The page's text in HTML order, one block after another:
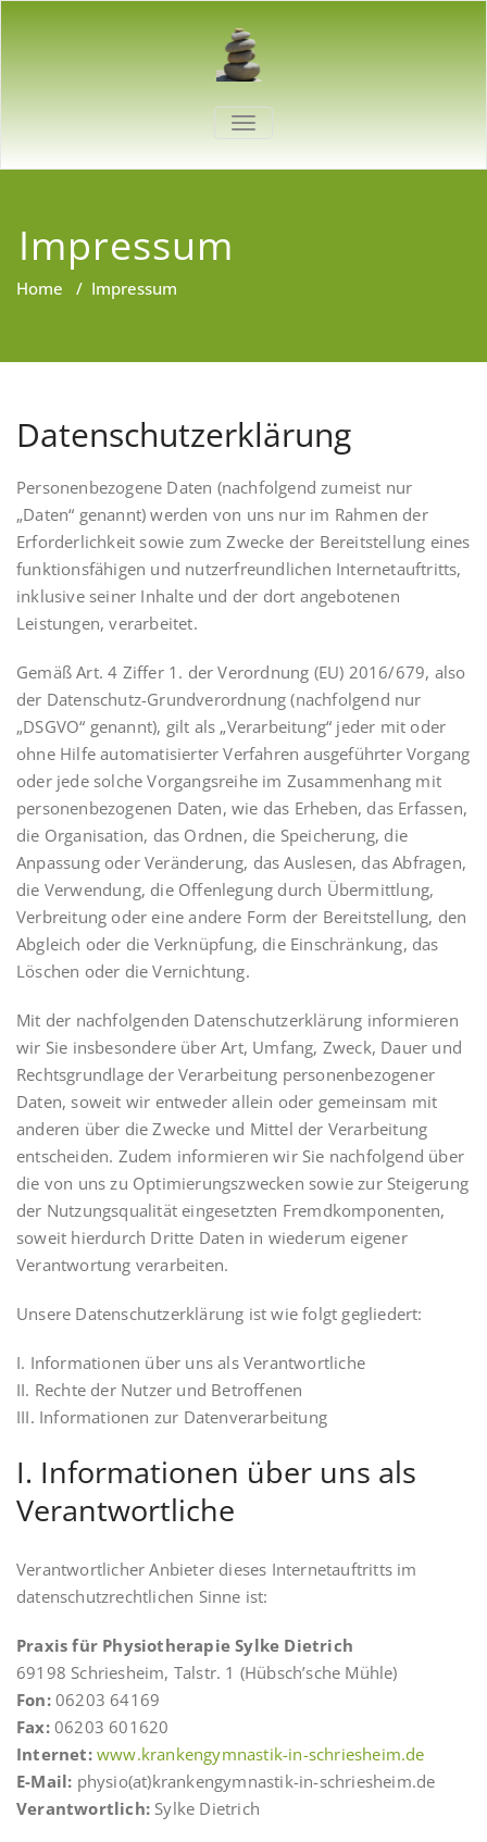
SCHALTE
Impressum
Home / Impressum
Datenschutzerklärung
Personenbezogene Daten (nachfolgend zumeist nur
„Daten“ genannt) werden von uns nur im Rahmen der
Erforderlichkeit sowie zum Zwecke der Bereitstellung eines
funktionsfähigen und nutzerfreundlichen Internetauftritts,
inklusive seiner Inhalte und der dort angebotenen
Leistungen, verarbeitet.
Gemäß Art. 4 Ziffer 1. der Verordnung (EU) 2016/679, also
der Datenschutz-Grundverordnung (nachfolgend nur
„DSGVO“ genannt), gilt als „Verarbeitung“ jeder mit oder
ohne Hilfe automatisierter Verfahren ausgeführter Vorgang
oder jede solche Vorgangsreihe im Zusammenhang mit
personenbezogenen Daten, wie das Erheben, das Erfassen,
die Organisation, das Ordnen, die Speicherung, die
Anpassung oder Veränderung, das Auslesen, das Abfragen,
die Verwendung, die Offenlegung durch Übermittlung,
Verbreitung oder eine andere Form der Bereitstellung, den
Abgleich oder die Verknüpfung, die Einschränkung, das
Löschen oder die Vernichtung.
Mit der nachfolgenden Datenschutzerklärung informieren
wir Sie insbesondere über Art, Umfang, Zweck, Dauer und
Rechtsgrundlage der Verarbeitung personenbezogener
Daten, soweit wir entweder allein oder gemeinsam mit
anderen über die Zwecke und Mittel der Verarbeitung
entscheiden. Zudem informieren wir Sie nachfolgend über
die von uns zu Optimierungszwecken sowie zur Steigerung
der Nutzungsqualität eingesetzten Fremdkomponenten,
soweit hierdurch Dritte Daten in wiederum eigener
Verantwortung verarbeiten.
Unsere Datenschutzerklärung ist wie folgt gegliedert:
I. Informationen über uns als Verantwortliche
II. Rechte der Nutzer und Betroffenen
III. Informationen zur Datenverarbeitung
I. Informationen über uns als
Verantwortliche
Verantwortlicher Anbieter dieses Internetauftritts im
datenschutzrechtlichen Sinne ist:
Praxis für Physiotherapie Sylke Dietrich
69198 Schriesheim, Talstr. 1 (Hübsch’sche Mühle)
Fon: 06203 64169
Fax: 06203 601620
Internet: www.krankengymnastik-in-schriesheim.de
E-Mail: physio(at)krankengymnastik-in-schriesheim.de
Verantwortlich: Sylke Dietrich